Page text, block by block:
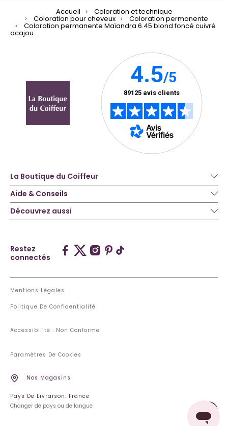
Accueil Coloration et technique
Coloration pour cheveux Coloration permanente
Coloration permanente Maïandra 6.45 blond foncé cuivré
acajou
La Boutique du Coiffeur
Aide & Conseils
Découvrez aussi
Restez
connectés
Mentions Légales
Politique De Confidentialité
Accessibilité : Non Conforme
Paramètres De Cookies
Nos Magasins
Pays De Livraison: France
Changer de pays ou de langue